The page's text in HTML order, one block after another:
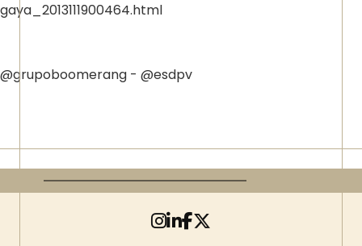
gaya_2013111900464.html
@grupoboomerang - @esdpv